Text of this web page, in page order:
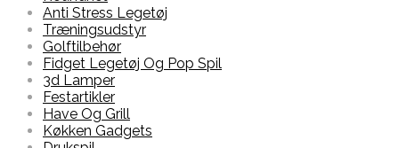
Anti Stress Legetøj
Træningsudstyr
Golftilbehør
Fidget Legetøj Og Pop Spil
3d Lamper
Festartikler
Have Og Grill
Køkken Gadgets